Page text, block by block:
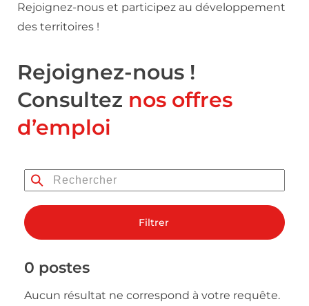
Rejoignez-nous et participez au développement
des territoires !
Rejoignez-nous !
Consultez nos offres
d’emploi
Filtrer
0 postes
Aucun résultat ne correspond à votre requête.